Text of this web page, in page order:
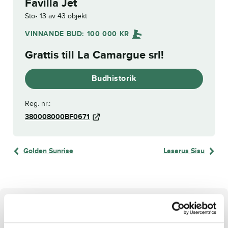
Favilla Jet
Sto 13 av 43 objekt
VINNANDE BUD: 100 000 KR
Grattis till La Camargue srl!
Budhistorik
Reg. nr.:
380008000BF0671
Golden Sunrise Lasarus Sisu